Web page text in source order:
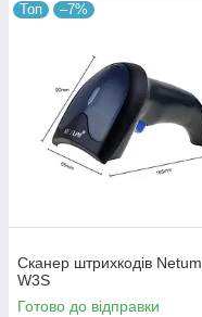
Топ –7%
Сканер штрихкодів Netum
W3S
Готово до відправки